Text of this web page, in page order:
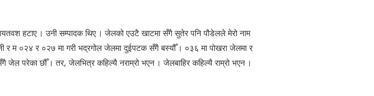
हटाए । उनी सम्पादक थिए । जेलको एउटै खाटमा सँगै सुतेर पनि पौडेलले मेरो नाम
र म ०२४ र ०२७ मा गरी भद्रगोल जेलमा दुईपटक सँगै बस्यौँ । ०३६ मा पोखरा जेलमा र
जेल परेका छौँ । तर, जेलभित्र कहिल्यै नराम्रो भएन । जेलबाहिर कहिल्यै राम्रो भएन ।